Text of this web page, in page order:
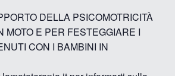
DELLA PSICOMOTRICITÀ
MOTO E PER FESTEGGIARE I
CON I BAMBINI IN